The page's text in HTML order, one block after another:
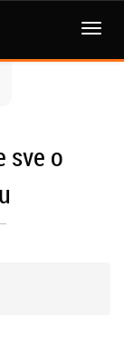
sve o